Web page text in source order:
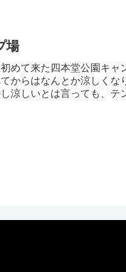
場
めて来た四本堂公園キ
からはなんとか涼しく
涼しいとは言っても、テ